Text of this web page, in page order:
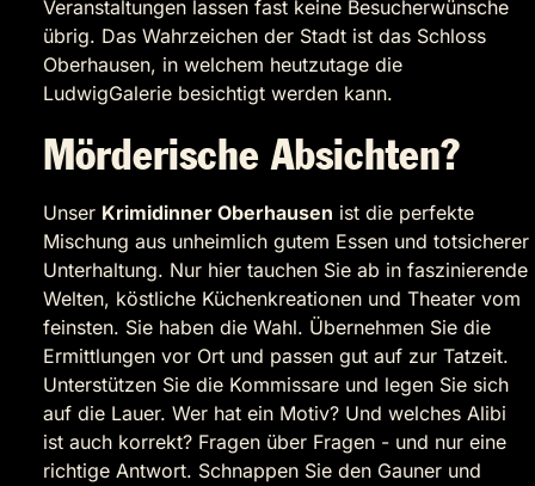
Veranstaltungen lassen fast keine Besucherwünsche
übrig. Das Wahrzeichen der Stadt ist das Schloss
Oberhausen, in welchem heutzutage die
LudwigGalerie besichtigt werden kann.
Mörderische Absichten?
Unser Krimidinner Oberhausen ist die perfekte
Mischung aus unheimlich gutem Essen und totsicherer
Unterhaltung. Nur hier tauchen Sie ab in faszinierende
Welten, köstliche Küchenkreationen und Theater vom
feinsten. Sie haben die Wahl. Übernehmen Sie die
Ermittlungen vor Ort und passen gut auf zur Tatzeit.
Unterstützen Sie die Kommissare und legen Sie sich
auf die Lauer. Wer hat ein Motiv? Und welches Alibi
ist auch korrekt? Fragen über Fragen - und nur eine
richtige Antwort. Schnappen Sie den Gauner und